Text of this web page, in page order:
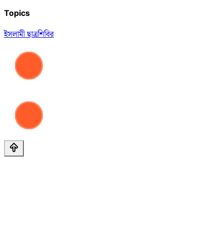
Topics
ইসলামী ছাত্রশিবির